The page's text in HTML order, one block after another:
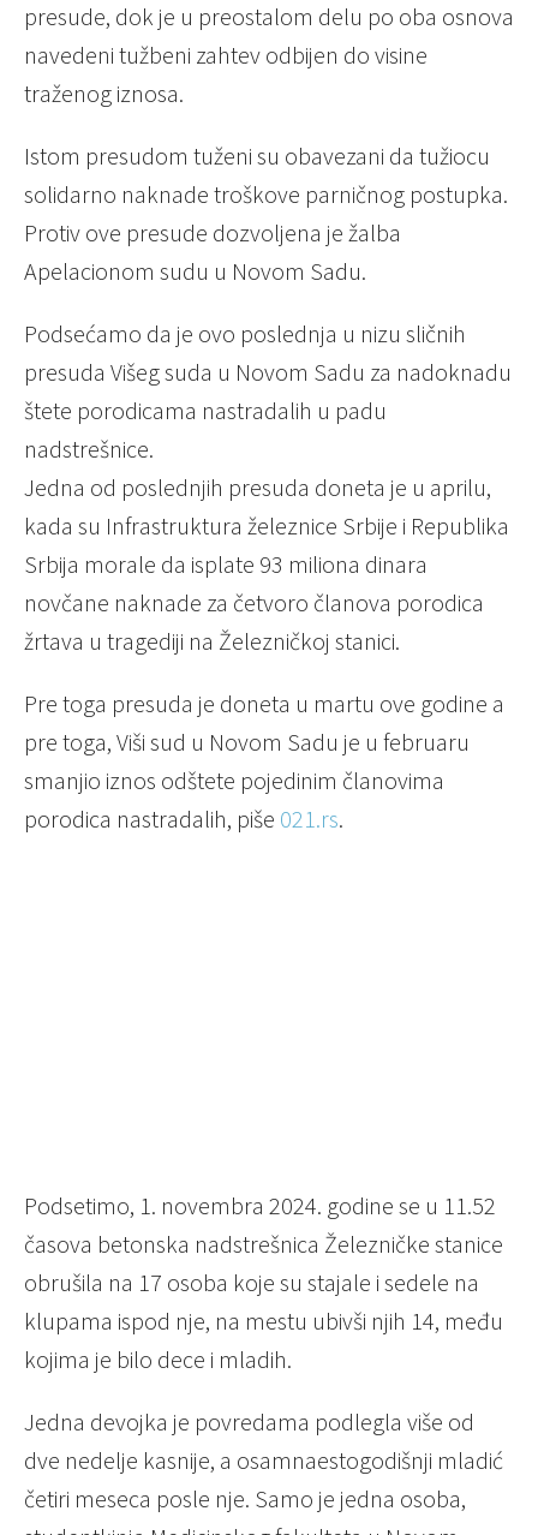
presude, dok je u preostalom delu po oba osnova
navedeni tužbeni zahtev odbijen do visine
traženog iznosa.
Istom presudom tuženi su obavezani da tužiocu
solidarno naknade troškove parničnog postupka.
Protiv ove presude dozvoljena je žalba
Apelacionom sudu u Novom Sadu.
Podsećamo da je ovo poslednja u nizu sličnih
presuda Višeg suda u Novom Sadu za nadoknadu
štete porodicama nastradalih u padu
nadstrešnice.
Jedna od poslednjih presuda doneta je u aprilu,
kada su Infrastruktura železnice Srbije i Republika
Srbija morale da isplate 93 miliona dinara
novčane naknade za četvoro članova porodica
žrtava u tragediji na Železničkoj stanici.
Pre toga presuda je doneta u martu ove godine a
pre toga, Viši sud u Novom Sadu je u februaru
smanjio iznos odštete pojedinim članovima
porodica nastradalih, piše 021.rs.
Podsetimo, 1. novembra 2024. godine se u 11.52
časova betonska nadstrešnica Železničke stanice
obrušila na 17 osoba koje su stajale i sedele na
klupama ispod nje, na mestu ubivši njih 14, među
kojima je bilo dece i mladih.
Jedna devojka je povredama podlegla više od
dve nedelje kasnije, a osamnaestogodišnji mladić
četiri meseca posle nje. Samo je jedna osoba,